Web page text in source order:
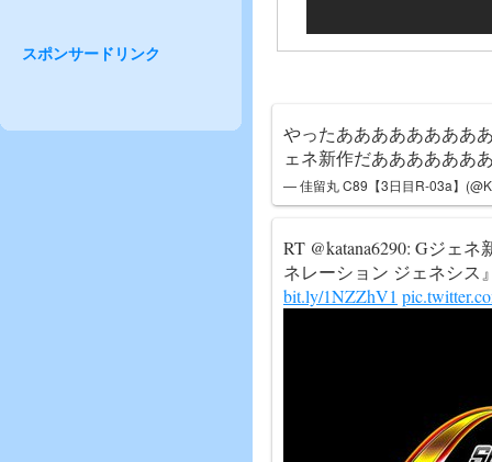
やったああああああああ
ェネ新作だああああああ
— 佳留丸 C89【3日目R-03a】
RT @katana6290: Gジェ
ネレーション ジェネシス
bit.ly/1NZZhV1
スポンサードリンク